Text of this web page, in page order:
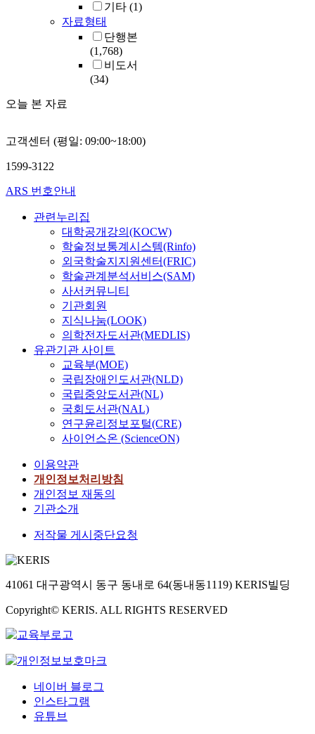
기타 (1)
자료형태
단행본
(1,768)
비도서
(34)
오늘 본 자료
고객센터 (평일: 09:00~18:00)
1599-3122
ARS 번호안내
관련누리집
대학공개강의(KOCW)
학술정보통계시스템(Rinfo)
외국학술지지원센터(FRIC)
학술관계분석서비스(SAM)
사서커뮤니티
기관회원
지식나눔(LOOK)
의학전자도서관(MEDLIS)
유관기관 사이트
교육부(MOE)
국립장애인도서관(NLD)
국립중앙도서관(NL)
국회도서관(NAL)
연구윤리정보포털(CRE)
사이언스온 (ScienceON)
이용약관
개인정보처리방침
개인정보 재동의
기관소개
저작물 게시중단요청
41061 대구광역시 동구 동내로 64(동내동1119) KERIS빌딩
Copyright© KERIS. ALL RIGHTS RESERVED
네이버 블로그
인스타그램
유튜브